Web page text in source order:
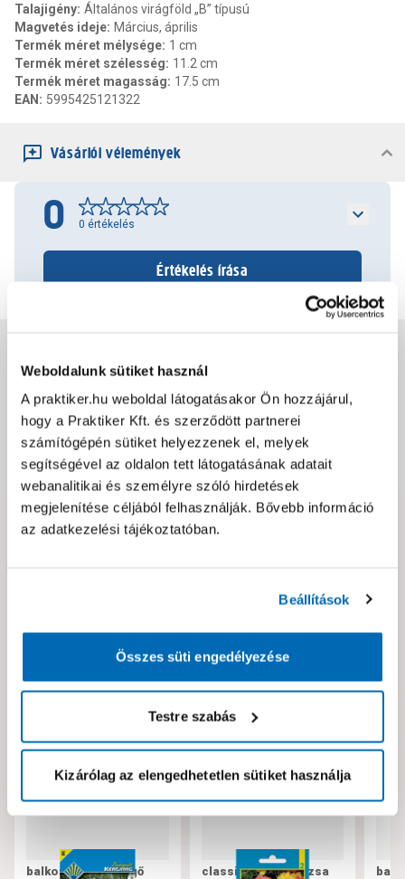
Weboldalunk sütiket használ
A praktiker.hu weboldal látogatásakor Ön hozzájárul,
hogy a Praktiker Kft. és szerződött partnerei
számítógépén sütiket helyezzenek el, melyek
segítségével az oldalon tett látogatásának adatait
webanalitikai és személyre szóló hirdetések
megjelenítése céljából felhasználják. Bővebb információ
az adatkezelési tájékoztatóban.
Beállítások
Összes süti engedélyezése
Testre szabás
Kizárólag az elengedhetetlen sütiket használja
Talajigény: Általános virágföld „B” típusú
Magvetés ideje: Március, április
Termék méret mélysége: 1 cm
Termék méret szélesség: 11.2 cm
Termék méret magasság: 17.5 cm
EAN : 5995425121322
Vásárlói vélemények
0 0 értékelés
Értékelés írása
Csomagolási és súly információk
Dokumentumok, felelős személy
Hibát találtál az oldalon vagy a termék leírásában?
Neked ajánljuk!
balkon virág csüngő
classic porcsinrózsa